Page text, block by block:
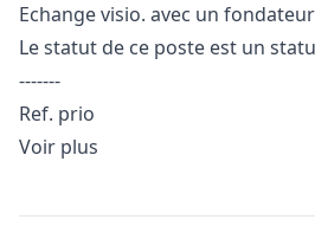
Echange visio. avec un fondateur
Le statut de ce poste est un
-------
Ref. prio
Voir plus